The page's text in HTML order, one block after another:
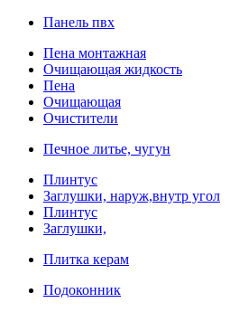
Панель пвх
Пена монтажная
Очищающая жидкость
Пена
Очищающая
Очистители
Печное литье, чугун
Плинтус
Заглушки, наруж,внутр угол
Плинтус
Заглушки,
Плитка керам
Подоконник